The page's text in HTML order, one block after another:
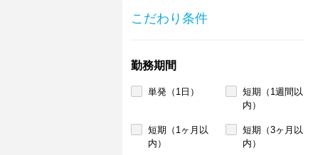
こだわり条件
勤務期間
単発（1日）
短期（1週間以
内）
短期（1ヶ月以
内）
短期（3ヶ月以
内）